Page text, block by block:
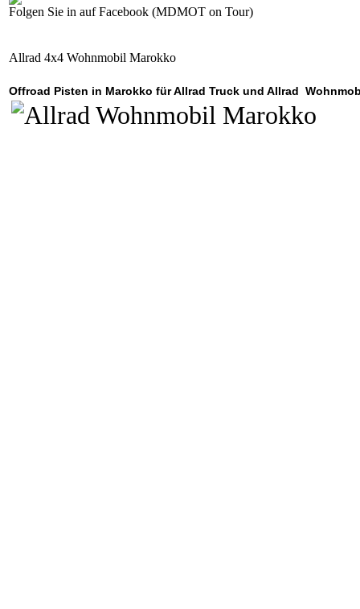
Folgen Sie in auf Facebook (MDMOT on Tour)
Allrad 4x4 Wohnmobil Marokko
Offroad Pisten in Marokko für Allrad Truck und Allrad